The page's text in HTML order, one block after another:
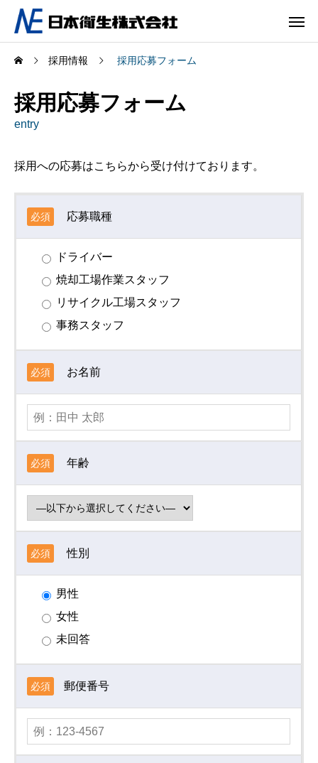
採用情報 採用応募フォーム
採用応募フォーム
entry
採用への応募はこちらから受け付けております。
必須 応募職種
ドライバー
焼却工場作業スタッフ
リサイクル工場スタッフ
事務スタッフ
必須 お名前
必須 年齢
必須 性別
男性
女性
未回答
必須 郵便番号